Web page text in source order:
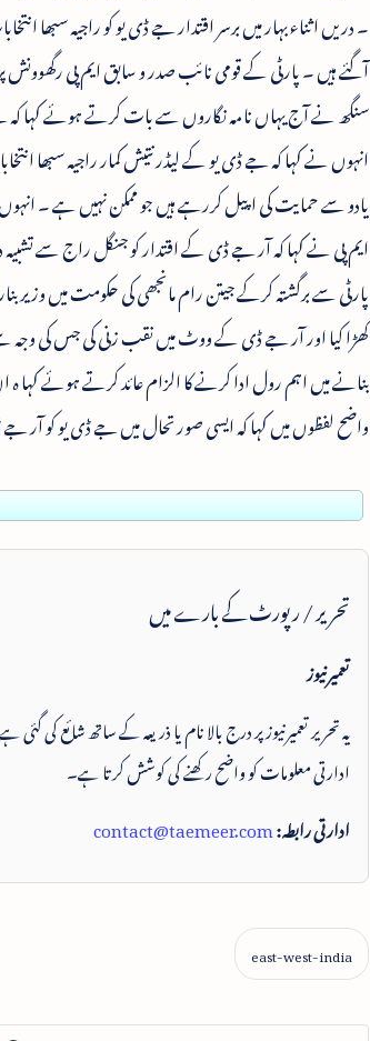
۔ دریں اثناء بہار میں برسر اقتدار جے ڈی یو کو راجیہ سبھا
آگئے ہیں ۔ پارٹی کے قومی نائب صدر و سابق ایم پی
سنگھ نے آج یہاں نامہ نگاروں سے بات کرتے ہوئے کہا
انہوں نے کہا کہ جے ڈی یو کے لیڈر نتیش کمار راجیہ سبھا
یادو سے حمایت کی اپیل کررہے ہیں جو ممکن نہیں ہے ۔
ایم پی نے کہا کہ آر جے ڈی کے اقتدار کو جنگل راج سے
پارٹی سے برگشتہ کرکے جیتن رام مانجھی کی حکومت میں وزیر
کھڑا کیا اور آر جے ڈی کے ووٹ میں نقب زنی کی جس کی وجہ سے
بنانے میں اہم رول ادا کرنے کا الزام عائد کرتے ہوئے
واضح لفظوں میں کہا کہ ایسی صورتحال میں جے ڈی یو کو آر
تحریر / رپورٹ کے بارے میں
تعمیرنیوز
یہ تحریر تعمیرنیوز پر درج بالا نام یا ذریعہ کے ساتھ شائع کی
ادارتی معلومات کو واضح رکھنے کی کوشش کرتا ہے۔
ادارتی رابطہ:contact@taemeer.com